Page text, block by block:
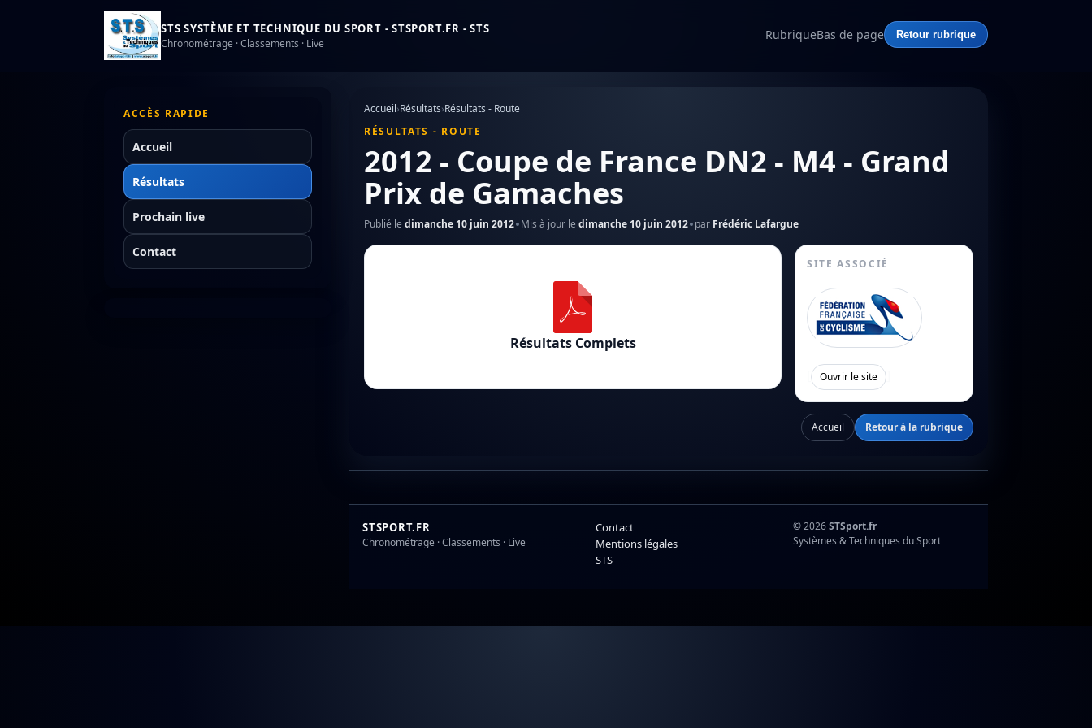
STS SYSTÈME ET TECHNIQUE DU SPORT - STSPORT.FR - STS
Chronométrage · Classements · Live
RubriqueBas de page Retour rubrique
ACCÈS RAPIDE
Accueil
Résultats
Prochain live
Contact
Accueil›Résultats›Résultats - Route
RÉSULTATS - ROUTE
2012 - Coupe de France DN2 - M4 - Grand
Prix de Gamaches
Publié le dimanche 10 juin 2012 Mis à jour le dimanche 10 juin 2012 par Frédéric Lafargue
Résultats Complets
SITE ASSOCIÉ
Ouvrir le site
Accueil Retour à la rubrique
STSPORT.FR
Chronométrage · Classements · Live
Contact
Mentions légales
STS
© 2026STSport.fr
Systèmes & Techniques du Sport